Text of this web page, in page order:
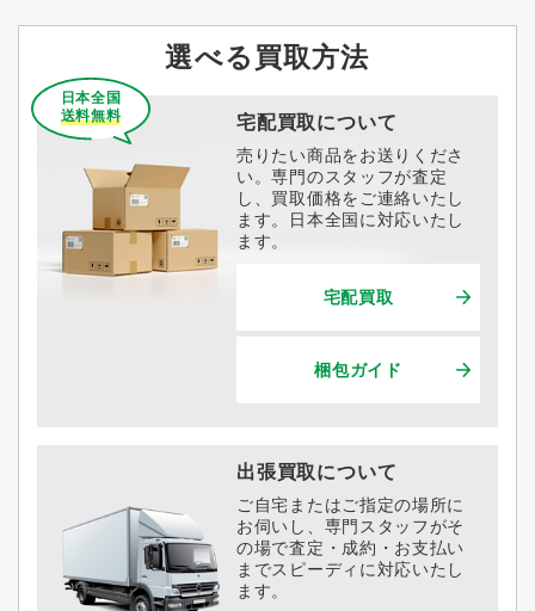
選べる買取方法
宅配買取について
日本全国
送料無料
売りたい商品をお送りくださ
い。専門のスタッフが査定
し、買取価格をご連絡いたし
ます。日本全国に対応いたし
ます。
宅配買取
梱包ガイド
出張買取について
ご自宅またはご指定の場所に
お伺いし、専門スタッフがそ
の場で査定・成約・お支払い
までスピーディに対応いたし
ます。